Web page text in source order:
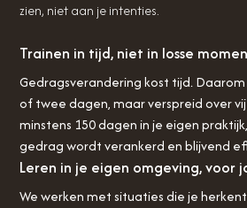
zien, niet aan je intenties.
Trainen in tijd, niet in losse
Gedragsverandering kost tijd.
of twee dagen, maar verspreid over
minstens 150 dagen in je eigen
gedrag wordt verankerd en blijvend
Leren in je eigen omgeving, voor
We werken met situaties die je